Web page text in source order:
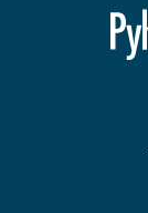
I
n